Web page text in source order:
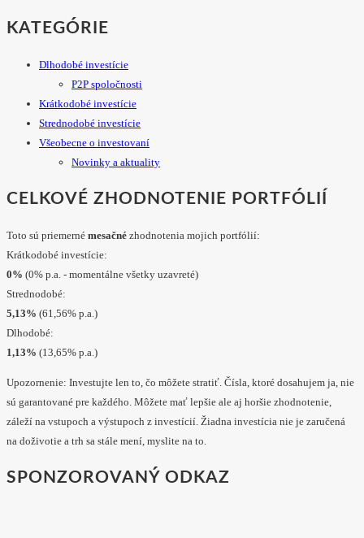
KATEGÓRIE
Dlhodobé investície
P2P spoločnosti
Krátkodobé investície
Strednodobé investície
Všeobecne o investovaní
Novinky a aktuality
CELKOVÉ ZHODNOTENIE PORTFÓLIÍ
Toto sú priemerné mesačné zhodnotenia mojich portfólií:
Krátkodobé investície:
0% (0% p.a. - momentálne všetky uzavreté)
Strednodobé:
5,13% (61,56% p.a.)
Dlhodobé:
1,13% (13,65% p.a.)
Upozornenie: Investujte len to, čo môžete stratiť. Čísla, ktoré dosahujem ja, nie
sú garantované pre každého. Môžete mať lepšie ale aj horšie zhodnotenie,
záleží na vstupoch a výstupoch z investícií. Žiadna investícia nie je zaručená
na doživotie a trh sa stále mení, myslite na to.
SPONZOROVANÝ ODKAZ